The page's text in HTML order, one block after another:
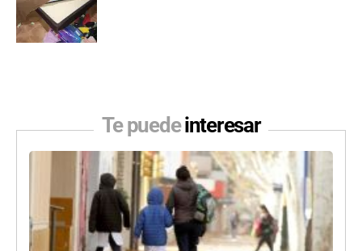
Te puedeinteresar